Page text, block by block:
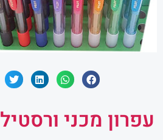
עפרון מכני ורסטיל 0.7